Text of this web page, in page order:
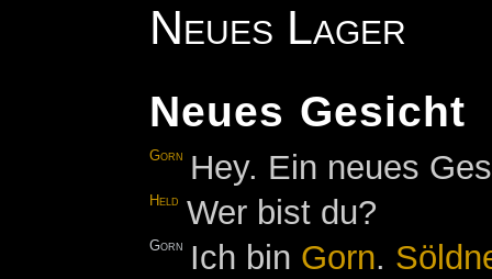
Neues Lager
Neues Gesicht
Gorn Hey. Ein neues
Held Wer bist du?
Gorn Ich bin Gorn.